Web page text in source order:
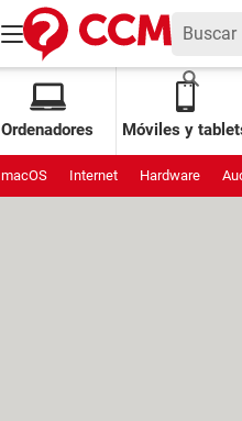
Ordenadores Móviles y
macOS Internet Hardware